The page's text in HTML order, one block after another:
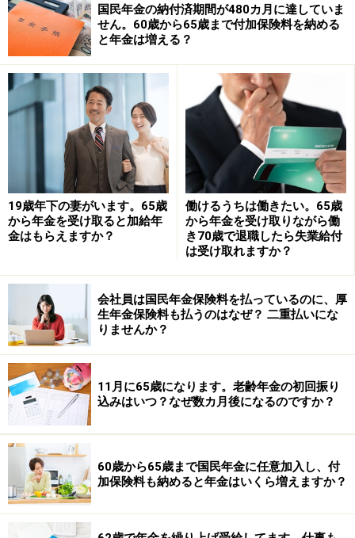
相談者「まー」さんには65歳以降「ご自身の老齢基礎年
金と老齢厚生年金と差額分の遺族厚生年金」が支給され
ます。「まー」さんは、現在遺族厚生年金を受給してい
るとのこと、65歳過ぎるとご自身の老齢基礎年金と老齢
厚生年金が優先支給されます。遺族厚生年金は65歳以降
「中高齢寡婦加算※」がなくなり、「夫の厚生年金記録
から計算された遺族厚生年金からご自身の老齢厚生年金
を差し引いた差額」が支給されます。
※遺族厚生年金の加算給付の1つで、夫が死亡したときに
40歳以上で子どもがいない妻、夫の死亡後40歳に達した
当時、子どもがいた妻も含む、が40～65歳になるまで受
け取ることができます。
65歳以降の遺族厚生年金の計算は「夫の厚生年金加入期
間に応じた金額の3/4」と「夫の厚生年金加入期間に応
じた金額の1/2と本人の老齢厚生年金の1/2の合計」のう
ち有利な方が支給されます。「まー」さんが年金手続き
の際に、説明を受けたのは「夫の厚生年金加入期間に応
じた金額の3/4の遺族厚生年金の方が多いから、その遺
族厚生年金額から「まー」さん本人の老齢厚生年金を差
国民年金の納付済期間が480カ月に達していま
せん。60歳から65歳まで付加保険料を納める
と年金は増える？
19歳年下の妻がいます。65歳
から年金を受け取ると加給年
金はもらえますか？
働けるうちは働きたい。65歳
から年金を受け取りながら働
き70歳で退職したら失業給付
は受け取れますか？
会社員は国民年金保険料を払っているのに、厚
生年金保険料も払うのはなぜ？ 二重払いにな
りませんか？
11月に65歳になります。老齢年金の初回振り
込みはいつ？なぜ数カ月後になるのですか？
60歳から65歳まで国民年金に任意加入し、付
加保険料も納めると年金はいくら増えますか？